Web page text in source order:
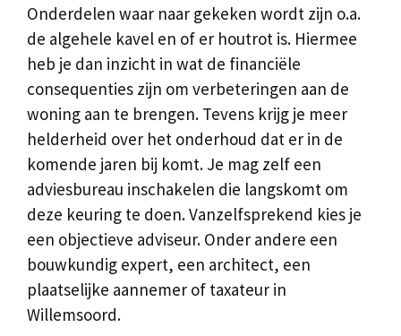
Onderdelen waar naar gekeken wordt zijn o.a.
de algehele kavel en of er houtrot is. Hiermee
heb je dan inzicht in wat de financiële
consequenties zijn om verbeteringen aan de
woning aan te brengen. Tevens krijg je meer
helderheid over het onderhoud dat er in de
komende jaren bij komt. Je mag zelf een
adviesbureau inschakelen die langskomt om
deze keuring te doen. Vanzelfsprekend kies je
een objectieve adviseur. Onder andere een
bouwkundig expert, een architect, een
plaatselijke aannemer of taxateur in
Willemsoord.